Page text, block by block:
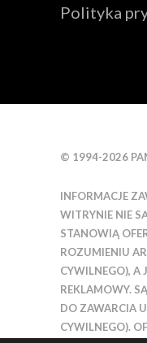
Polityka
© 1994-2026
INFORMACJE
WITRYNIE NIE
STANOWIĄ
ROZUMIENIU
CYWILNEGO), A
REKLAMOWY.
DO ZAWARCIA
CYWILNEGO).